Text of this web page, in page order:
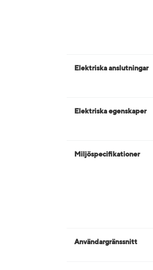
Elektriska anslutningar
Elektriska egenskaper
Miljöspecifikationer
Användargränssnitt